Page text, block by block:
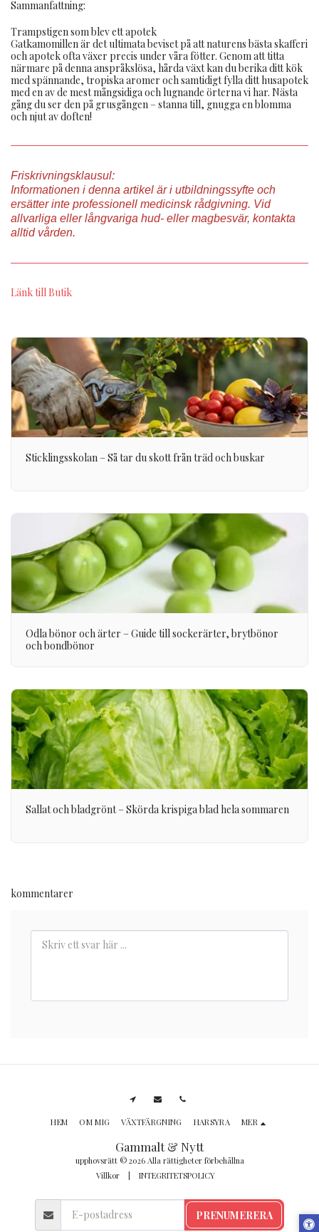
Sammanfattning:
Trampstigen som blev ett apotek
Gatkamomillen är det ultimata beviset på att naturens bästa skafferi
och apotek ofta växer precis under våra fötter. Genom att titta
närmare på denna anspråkslösa, hårda växt kan du berika ditt kök
med spännande, tropiska aromer och samtidigt fylla ditt husapotek
med en av de mest mångsidiga och lugnande örterna vi har. Nästa
gång du ser den på grusgången – stanna till, gnugga en blomma
och njut av doften!
Friskrivningsklausul:
Informationen i denna artikel är i utbildningssyfte och
ersätter inte professionell medicinsk rådgivning. Vid
allvarliga eller långvariga hud- eller magbesvär, kontakta
alltid vården.
Länk till Butik
Sticklingsskolan – Så tar du skott från träd och buskar
Odla bönor och ärter – Guide till sockerärter, brytbönor
och bondbönor
Sallat och bladgrönt – Skörda krispiga blad hela sommaren
kommentarer
Gammalt & Nytt
upphovsrätt © 2026 Alla rättigheter förbehållna
Villkor| INTEGRITETSPOLICY
HEM OM MIG VÄXTFÄRGNING HARSYRA MER
PRENUMERERA